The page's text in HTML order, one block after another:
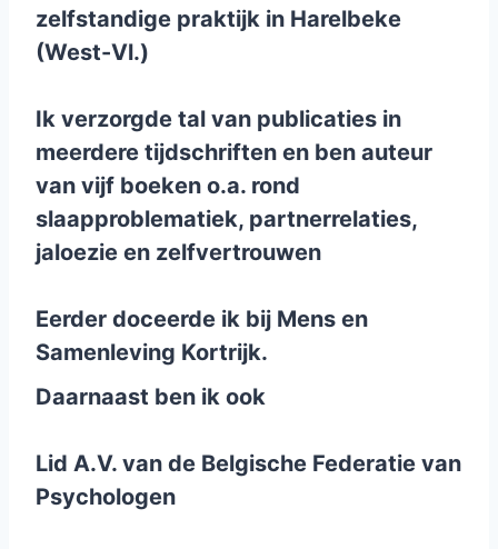
zelfstandige praktijk in Harelbeke
(West-Vl.)
Ik verzorgde tal van publicaties in
meerdere tijdschriften en ben auteur
van vijf boeken o.a. rond
slaapproblematiek, partnerrelaties,
jaloezie en zelfvertrouwen
Eerder doceerde ik bij Mens en
Samenleving Kortrijk.
Daarnaast ben ik ook
Lid A.V. van de Belgische Federatie van
Psychologen